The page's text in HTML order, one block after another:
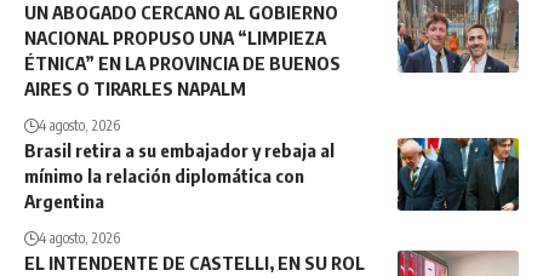
UN ABOGADO CERCANO AL GOBIERNO
NACIONAL PROPUSO UNA “LIMPIEZA
ÉTNICA” EN LA PROVINCIA DE BUENOS
AIRES O TIRARLES NAPALM
4 agosto, 2026
Brasil retira a su embajador y rebaja al
mínimo la relación diplomática con
Argentina
4 agosto, 2026
EL INTENDENTE DE CASTELLI, EN SU ROL